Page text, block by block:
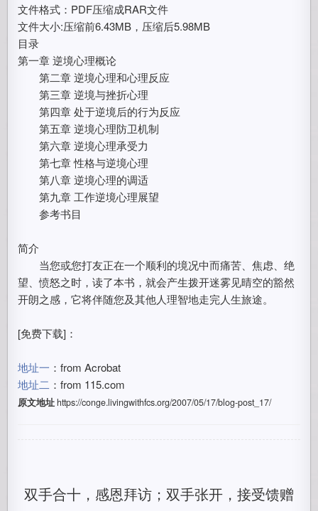
文件格式：PDF压缩成RAR文件
文件大小:压缩前6.43MB，压缩后5.98MB
目录
第一章 逆境心理概论
第二章 逆境心理和心理反应
第三章 逆境与挫折心理
第四章 处于逆境后的行为反应
第五章 逆境心理防卫机制
第六章 逆境心理承受力
第七章 性格与逆境心理
第八章 逆境心理的调适
第九章 工作逆境心理展望
参考书目
简介
当您或您打友正在一个顺利的境况中而痛苦、焦虑、绝
望、愤怒之时，读了本书，就会产生拨开迷雾见晴空的豁然
开朗之感，它将伴随您及其他人理智地走完人生旅途。
[免费下载]：
地址一 ：from Acrobat
地址二 ：from 115.com
原文地址https://conge.livingwithfcs.org/2007/05/17/blog-post_17/
双手合十，感恩拜访；双手张开，接受馈赠